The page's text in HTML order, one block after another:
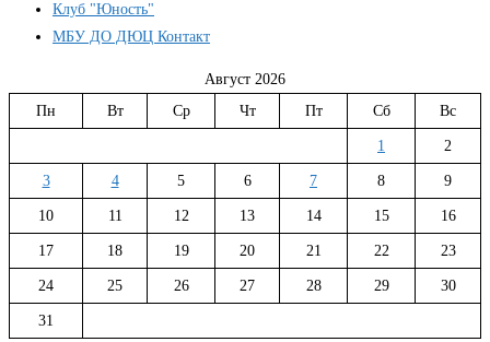
Клуб "Юность"
МБУ ДО ДЮЦ Контакт
Август 2026
Пн
Вт Ср Чт Пт Сб Вс
1 2
3 4 5 6 7 8 9
10 11 12 13 14 15 16
17 18 19 20 21 22 23
24 25 26 27 28 29 30
31